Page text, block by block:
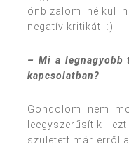
önbizalom nélkül
negatív kritikát. :)
– Mi a legnagyobb
kapcsolatban?
Gondolom nem
leegyszerűsítik
született már erről